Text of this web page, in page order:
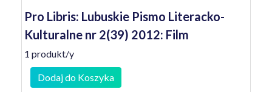
Pro Libris: Lubuskie Pismo Literacko-
Kulturalne nr 2(39) 2012: Film
1 produkt/y
Dodaj do Koszyka